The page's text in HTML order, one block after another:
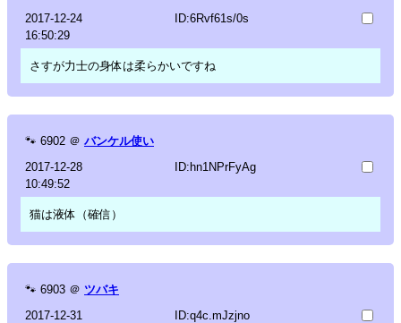
2017-12-24
16:50:29
ID:6Rvf61s/0s
さすが力士の身体は柔らかいですね
🐾 6902 ＠ バンケル使い
2017-12-28
10:49:52
ID:hn1NPrFyAg
猫は液体（確信）
🐾 6903 ＠ ツバキ
2017-12-31
ID:q4c.mJzjno